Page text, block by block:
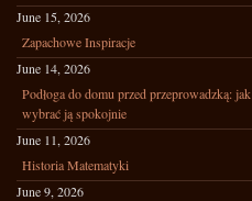
June 15, 2026
Zapachowe Inspiracje
June 14, 2026
Podłoga do domu przed przeprowadzką: jak
wybrać ją spokojnie
June 11, 2026
Historia Matematyki
June 9, 2026